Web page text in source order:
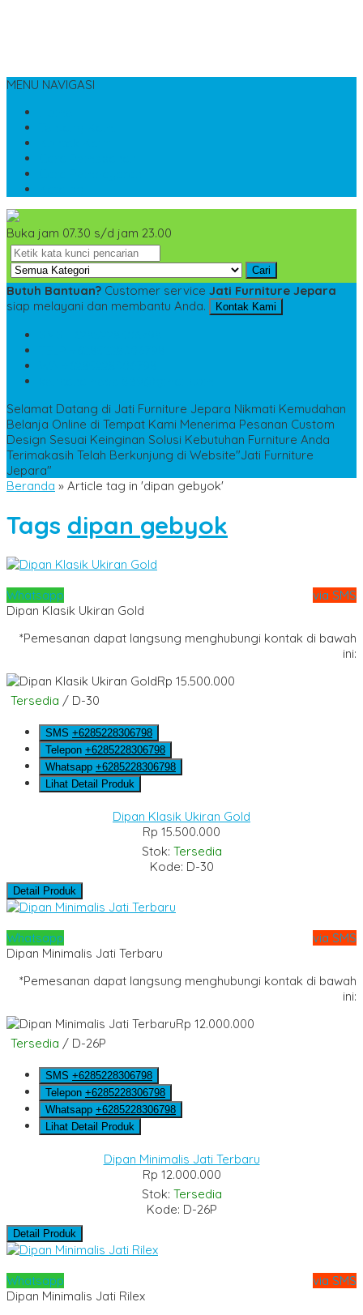
MENU NAVIGASI
Buka jam 07.30 s/d jam 23.00
Cari
Butuh Bantuan? Customer service Jati Furniture Jepara
siap melayani dan membantu Anda.
Kontak Kami
Selamat Datang di Jati Furniture Jepara Nikmati Kemudahan
Belanja Online di Tempat Kami Menerima Pesanan Custom
Design Sesuai Keinginan Solusi Kebutuhan Furniture Anda
Terimakasih Telah Berkunjung di Website"Jati Furniture
Jepara"
Beranda » Article tag in 'dipan gebyok'
Tags dipan gebyok
Whatsapp
via SMS
Dipan Klasik Ukiran Gold
*Pemesanan dapat langsung menghubungi kontak di bawah
ini:
Rp 15.500.000
Tersedia / D-30
SMS +6285228306798
Telepon +6285228306798
Whatsapp +6285228306798
Lihat Detail Produk
Dipan Klasik Ukiran Gold
Rp 15.500.000
Stok: Tersedia
Kode: D-30
Detail Produk
Whatsapp
via SMS
Dipan Minimalis Jati Terbaru
*Pemesanan dapat langsung menghubungi kontak di bawah
ini:
Rp 12.000.000
Tersedia / D-26P
SMS +6285228306798
Telepon +6285228306798
Whatsapp +6285228306798
Lihat Detail Produk
Dipan Minimalis Jati Terbaru
Rp 12.000.000
Stok: Tersedia
Kode: D-26P
Detail Produk
Whatsapp
via SMS
Dipan Minimalis Jati Rilex